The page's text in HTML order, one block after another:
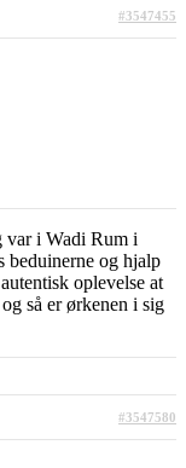
#3547455
var i Wadi Rum i
beduinerne og hjalp
oplevelse at
så er ørkenen i sig
#3547580